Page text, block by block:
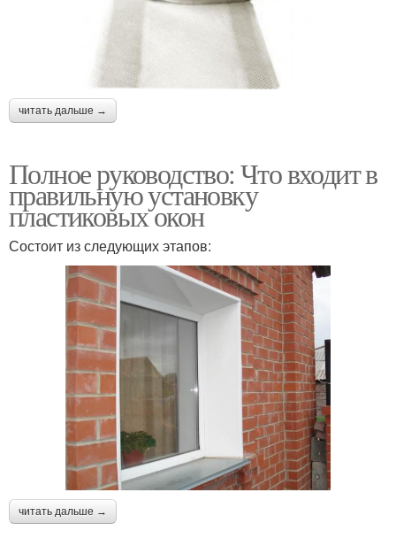
читать дальше →
Полное руководство: Что входит в
правильную установку
пластиковых окон
Состоит из следующих этапов:
читать дальше →